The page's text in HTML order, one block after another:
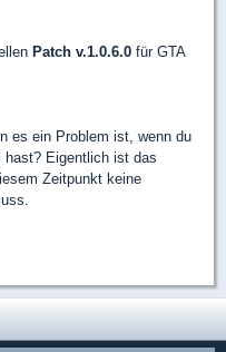
Patch v.1.0.6.0 für GTA
es ein Problem ist, wenn du
hast? Eigentlich ist das
Zeitpunkt keine